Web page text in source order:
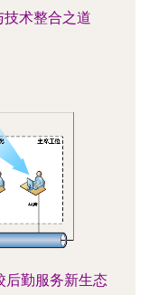
术整合之道
后勤服务新生态